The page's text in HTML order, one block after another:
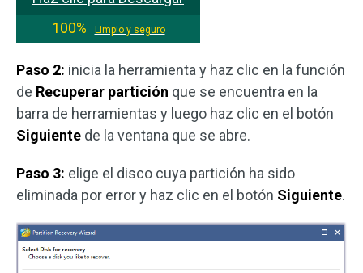
100%
Limpio y seguro
Paso 2: inicia la herramienta y haz clic en la función
de Recuperar partición que se encuentra en la
barra de herramientas y luego haz clic en el botón
Siguiente de la ventana que se abre.
Paso 3: elige el disco cuya partición ha sido
eliminada por error y haz clic en el botón Siguiente.